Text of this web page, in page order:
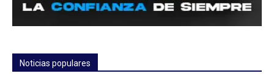
Noticias populares